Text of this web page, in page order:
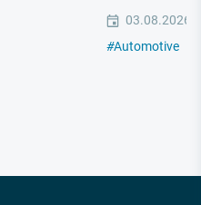
03.08.2026
#Automotive